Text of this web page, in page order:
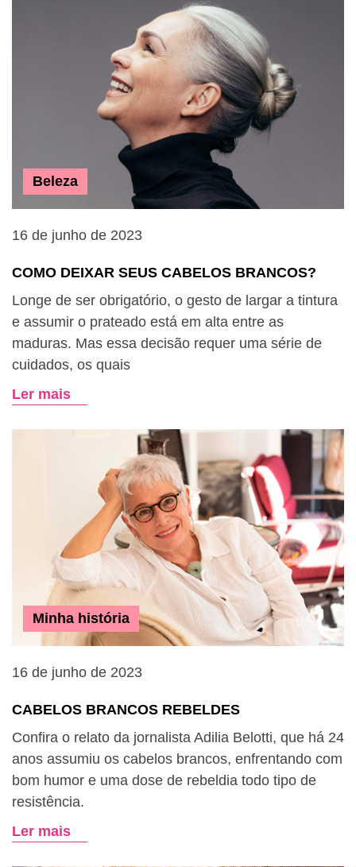
Beleza
16 de junho de 2023
COMO DEIXAR SEUS CABELOS BRANCOS?
Longe de ser obrigatório, o gesto de largar a tintura
e assumir o prateado está em alta entre as
maduras. Mas essa decisão requer uma série de
cuidados, os quais
Ler mais
Minha história
16 de junho de 2023
CABELOS BRANCOS REBELDES
Confira o relato da jornalista Adilia Belotti, que há 24
anos assumiu os cabelos brancos, enfrentando com
bom humor e uma dose de rebeldia todo tipo de
resistência.
Ler mais